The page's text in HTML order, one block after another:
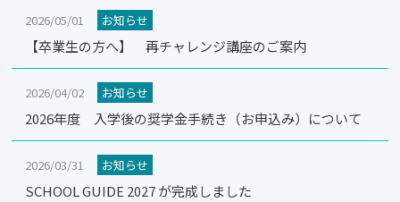
2026/05/01 お知らせ
【卒業生の方へ】 再チャレンジ講座のご案内
2026/04/02 お知らせ
2026年度 入学後の奨学金手続き（お申込み）について
2026/03/31 お知らせ
SCHOOL GUIDE 2027 が完成しました